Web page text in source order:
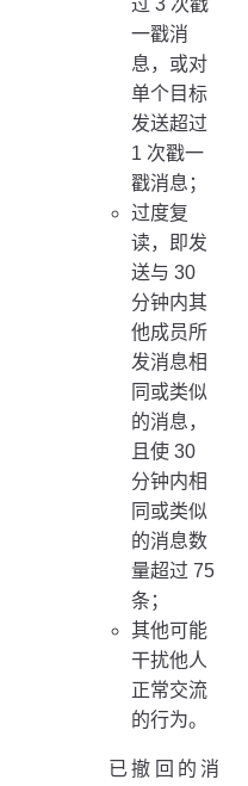
一戳消
息，或对
单个目标
发送超过
1 次戳一
戳消息；
过度复
读，即发
送与 30
分钟内其
他成员所
发消息相
同或类似
的消息，
且使 30
分钟内相
同或类似
的消息数
量超过 75
条；
其他可能
干扰他人
正常交流
的行为。
已撤回的消